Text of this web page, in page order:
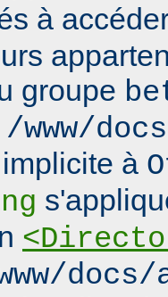
à
groupe
/www/
à
docs/